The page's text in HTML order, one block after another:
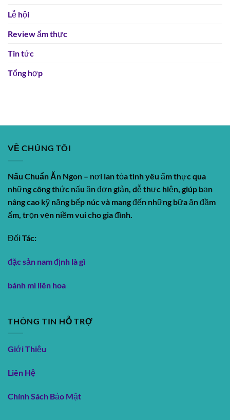
Lễ hội
Review ẩm thực
Tin tức
Tổng hợp
VỀ CHÚNG TÔI
Nấu Chuẩn Ăn Ngon – nơi lan tỏa tình yêu ẩm thực qua
những công thức nấu ăn đơn giản, dễ thực hiện, giúp bạn
nâng cao kỹ năng bếp núc và mang đến những bữa ăn đầm
ấm, trọn vẹn niềm vui cho gia đình.
Đối Tác:
đặc sản nam định là gì
bánh mì liên hoa
THÔNG TIN HỖ TRỢ
Giới Thiệu
Liên Hệ
Chính Sách Bảo Mật